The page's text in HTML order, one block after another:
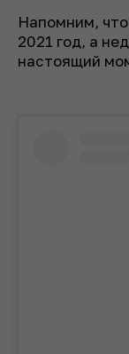
Напомним,
2021 год, а
настоящий